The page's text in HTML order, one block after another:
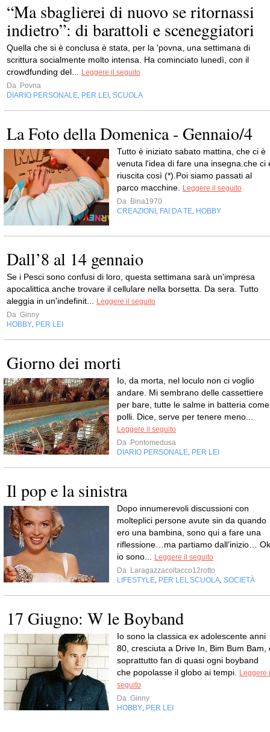
“Ma sbaglierei di nuovo se ritornassi
indietro”: di barattoli e sceneggiatori
Quella che si è conclusa è stata, per la 'povna, una settimana di
scrittura socialmente molto intensa. Ha cominciato lunedì, con il
crowdfunding del...
Leggere il seguito
Da Povna
DIARIO PERSONALE PER LEI SCUOLA
La Foto della Domenica - Gennaio/4
Tutto è iniziato sabato mattina, che ci è
venuta l'idea di fare una insegna.che ci
riuscita così (*).Poi siamo passati al
parco macchine.
Leggere il seguito
Da Bina1970
CREAZIONI
FAI DA TE HOBBY
Dall’8 al 14 gennaio
Se i Pesci sono confusi di loro, questa settimana sarà un'impresa
apocalittica anche trovare il cellulare nella borsetta. Da sera. Tutto
aleggia in un'indefinit...
Leggere il seguito
Da Ginny
HOBBY PER LEI
Giorno dei morti
Io, da morta, nel loculo non ci voglio
andare. Mi sembrano delle cassettiere
per bare, tutte le salme in batteria
polli. Dice, serve per tenere meno...
Leggere il seguito
Da Pontomedusa
DIARIO PERSONALE PER LEI
Il pop e la sinistra
Dopo innumerevoli discussioni con
molteplici persone avute sin da quando
ero una bambina, sono qui a fare una
riflessione…ma partiamo dall’inizio…
io sono...
Leggere il seguito
Da Laragazzacoltacco12rotto
LIFESTYLE PER LEI SCUOLA SOCIETÀ
17 Giugno: W le Boyband
Io sono la classica ex adolescente anni
80, cresciuta a Drive In, Bim Bum Bam,
soprattutto fan di quasi ogni boyband
che popolasse il globo ai tempi.
Leggere
seguito
Da Ginny
HOBBY PER LEI